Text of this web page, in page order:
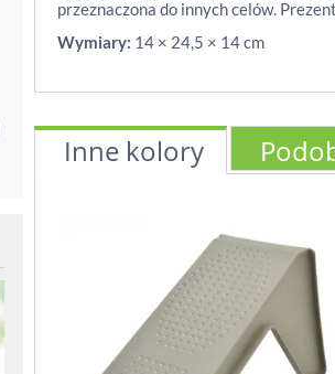
przeznaczona do innych celów.
Wymiary: 14 × 24,5 × 14 cm
Inne kolory